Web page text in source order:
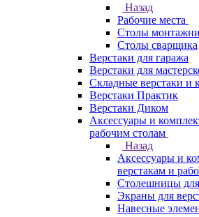
Назад
Рабочие места
Столы
Столы сварщика
Верстаки для гаража
Верстаки для
Складные верстаки и
Верстаки Практик
Верстаки Диком
Аксессуары и
рабочим столам
Назад
Аксессуары и
верстакам и
Столешницы для
Экраны для
Навесные